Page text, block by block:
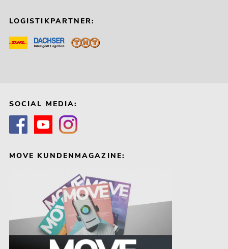
LOGISTIKPARTNER:
SOCIAL MEDIA:
MOVE KUNDENMAGAZINE: